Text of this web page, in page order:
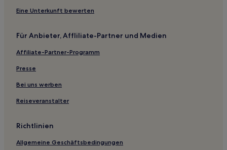
Haustierfreundliche in Mönchgut-Granitz
Familien in Sassnitz
Familien in Stralsund
Haustierfreundliche in Juliusruh
Familien in Juliusruh
Hotels mit Pool in Dranske
Haustierfreundliche in Dranske
Hotels mit Parkplatz in Dranske
Eine Unterkunft bewerten
Für Anbieter, Affliliate-Partner und Medien
Affiliate-Partner-Programm
Presse
Bei uns werben
Reiseveranstalter
Richtlinien
Allgemeine Geschäftsbedingungen